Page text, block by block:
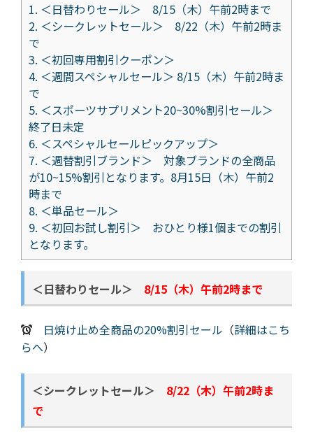
1. ＜日替わりセール＞ 8/15（木）午前2時まで
2. ＜シークレットセール＞ 8/22（木）午前2時ま
で
3. ＜初回専用割引クーポン＞
4. ＜週間スペシャルセール＞ 8/15（木）午前2時ま
で
5. ＜スポーツサプリメント20~30%割引セール＞
終了日未定
6. ＜スペシャルセールピックアップ＞
7. ＜週替割引ブランド＞ 対象ブランドの全商品
が10~15%割引となります。8月15日（木）午前2
時まで
8. ＜単品セール＞
9. ＜初回お試し割引＞ おひとり様1個までの割引
となります。
＜日替わりセール＞ 8/15（木）午前2時まで
日焼け止め全商品の20%割引セール （詳細はこち
らへ）
＜シークレットセール＞ 8/22（木）午前2時ま
で